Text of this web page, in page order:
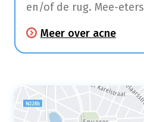
en/of de rug. Mee-
wit bultje door de
de talgklier.
Meer over acne